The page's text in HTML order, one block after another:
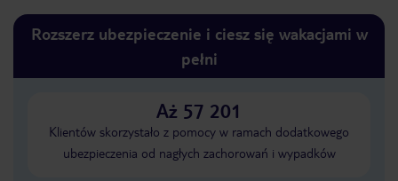
Rozszerz ubezpieczenie i ciesz się wakacjami w
pełni
Aż 57 201
Klientów skorzystało z pomocy w ramach dodatkowego
ubezpieczenia od nagłych zachorowań i wypadków